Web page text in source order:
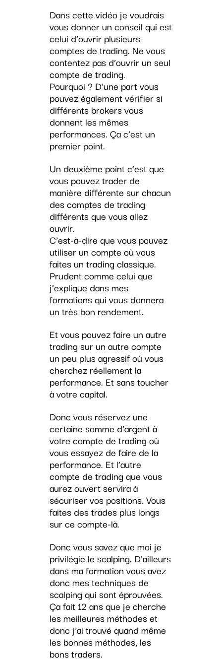
Dans cette vidéo je voudrais
vous donner un conseil qui est
celui d’ouvrir plusieurs
comptes de trading. Ne vous
contentez pas d’ouvrir un seul
compte de trading.
Pourquoi ? D’une part vous
pouvez également vérifier si
différents brokers vous
donnent les mêmes
performances. Ça c’est un
premier point.
Un deuxième point c’est que
vous pouvez trader de
manière différente sur chacun
des comptes de trading
différents que vous allez
ouvrir.
C’est-à-dire que vous pouvez
utiliser un compte où vous
faites un trading classique.
Prudent comme celui que
j’explique dans mes
formations qui vous donnera
un très bon rendement.
Et vous pouvez faire un autre
trading sur un autre compte
un peu plus agressif où vous
cherchez réellement la
performance. Et sans toucher
à votre capital.
Donc vous réservez une
certaine somme d’argent à
votre compte de trading où
vous essayez de faire de la
performance. Et l’autre
compte de trading que vous
aurez ouvert servira à
sécuriser vos positions. Vous
faites des trades plus longs
sur ce compte-là.
Donc vous savez que moi je
privilégie le scalping. D’ailleurs
dans ma formation vous avez
donc mes techniques de
scalping qui sont éprouvées.
Ça fait 12 ans que je cherche
les meilleures méthodes et
donc j’ai trouvé quand même
les bonnes méthodes, les
bons traders.